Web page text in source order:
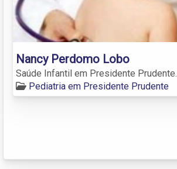
Nancy Perdomo Lobo
Saúde Infantil em Presidente Prudente.
Pediatria em Presidente Prudente